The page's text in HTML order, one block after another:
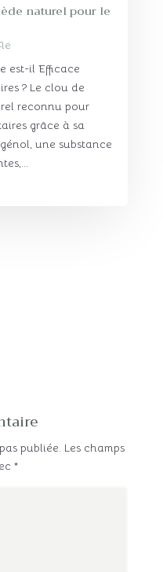
naturel pour le
est-il Efficace
? Le clou de
reconnu pour
grâce à sa
une substance
publiée. Les champs
*